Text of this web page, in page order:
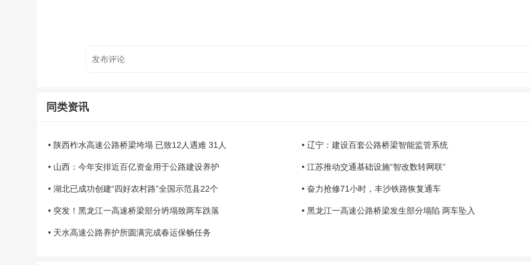
同类资讯
• 陕西柞水高速公路桥梁垮塌 已致12人遇难 31人 • 辽宁：建设百套公路桥梁智能监管系统
• 山西：今年安排近百亿资金用于公路建设养护 • 江苏推动交通基础设施“智改数转网联”
• 湖北已成功创建“四好农村路”全国示范县22个 • 奋力抢修71小时，丰沙铁路恢复通车
• 突发！黑龙江一高速桥梁部分坍塌致两车跌落 • 黑龙江一高速公路桥梁发生部分塌陷 两车坠入
• 天水高速公路养护所圆满完成春运保畅任务